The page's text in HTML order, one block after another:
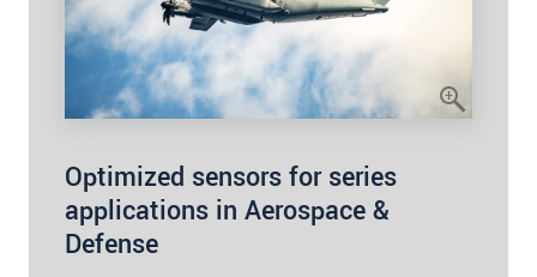
Optimized sensors for series
applications in Aerospace &
Defense